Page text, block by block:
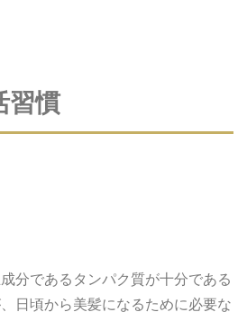
習慣
分であるタンパク質が十分である
日頃から美髪になるために必要な